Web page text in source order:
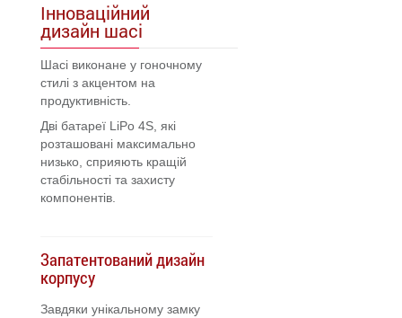
Інноваційний
дизайн шасі
Шасі виконане у гоночному
стилі з акцентом на
продуктивність.
Дві батареї LiPo 4S, які
розташовані максимально
низько, сприяють кращій
стабільності та захисту
компонентів.
Запатентований дизайн
корпусу
Завдяки унікальному замку